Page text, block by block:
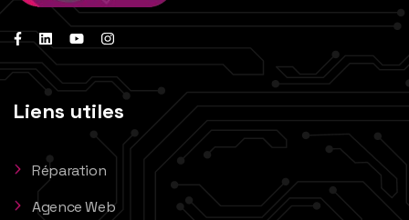
Liens utiles
Réparation
Agence Web